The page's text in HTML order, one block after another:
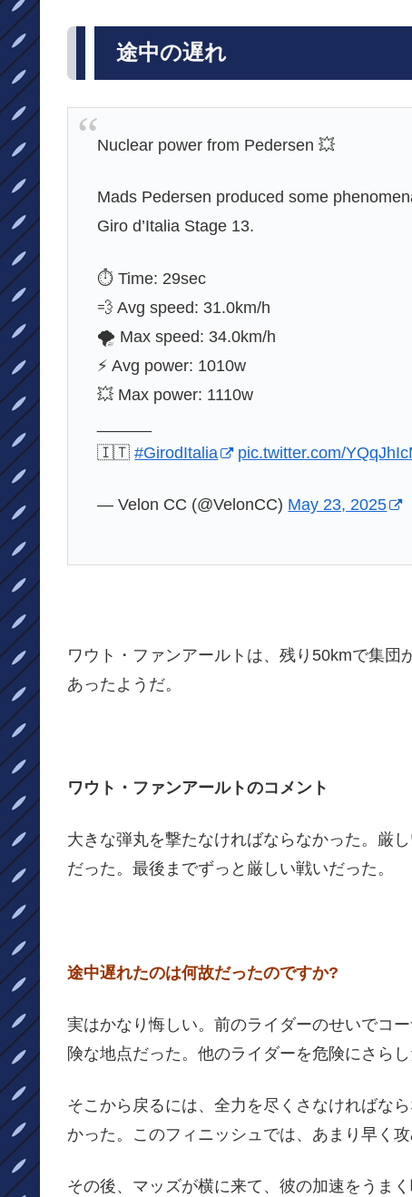
途中の遅れ
Nuclear power from Pedersen 💥
Mads Pedersen produced some
Giro d’Italia Stage 13.
⏱️ Time: 29sec
💨 Avg speed: 31.0km/h
🌪️ Max speed: 34.0km/h
⚡️ Avg power: 1010w
💥 Max power: 1110w
🇮🇹#GirodItalia pic.twitter.com/
— Velon CC (@VelonCC) May 23, 2025
ワウト・ファンアールトは、残り50kmで集
あったようだ。
ワウト・ファンアールトのコメント
大きな弾丸を撃たなければならなかった。厳
だった。最後までずっと厳しい戦いだった。
途中遅れたのは何故だったのですか?
実はかなり悔しい。前のライダーのせいでコ
険な地点だった。他のライダーを危険にさらし
そこから戻るには、全力を尽くさなければな
かった。このフィニッシュでは、あまり早く
その後、マッズが横に来て、彼の加速をうま